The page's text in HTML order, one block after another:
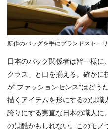
新作のバッグを手にブランドストー
日本のバッグ関係者は皆一様
クラス」と口を揃える。確かに
が“ファッションセンス”はどう
描くアイテムを形にするのは職
誇りにする実直な日本の職人に
のは酷かもしれない。このモノ